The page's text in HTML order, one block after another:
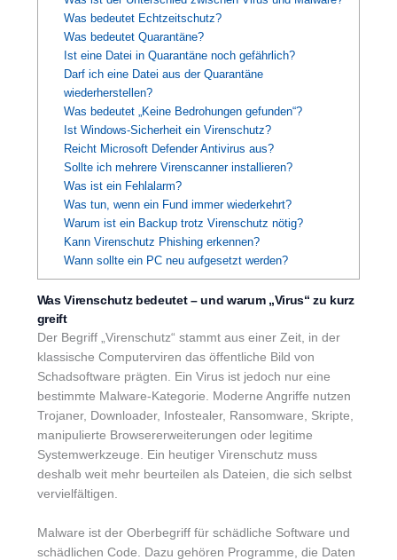
Was bedeutet Echtzeitschutz?
Was bedeutet Quarantäne?
Ist eine Datei in Quarantäne noch gefährlich?
Darf ich eine Datei aus der Quarantäne
wiederherstellen?
Was bedeutet „Keine Bedrohungen gefunden“?
Ist Windows-Sicherheit ein Virenschutz?
Reicht Microsoft Defender Antivirus aus?
Sollte ich mehrere Virenscanner installieren?
Was ist ein Fehlalarm?
Was tun, wenn ein Fund immer wiederkehrt?
Warum ist ein Backup trotz Virenschutz nötig?
Kann Virenschutz Phishing erkennen?
Wann sollte ein PC neu aufgesetzt werden?
Was Virenschutz bedeutet – und warum „Virus“ zu kurz
greift
Der Begriff „Virenschutz“ stammt aus einer Zeit, in der
klassische Computerviren das öffentliche Bild von
Schadsoftware prägten. Ein Virus ist jedoch nur eine
bestimmte Malware-Kategorie. Moderne Angriffe nutzen
Trojaner, Downloader, Infostealer, Ransomware, Skripte,
manipulierte Browsererweiterungen oder legitime
Systemwerkzeuge. Ein heutiger Virenschutz muss
deshalb weit mehr beurteilen als Dateien, die sich selbst
vervielfältigen.
Malware ist der Oberbegriff für schädliche Software und
schädlichen Code. Dazu gehören Programme, die Daten